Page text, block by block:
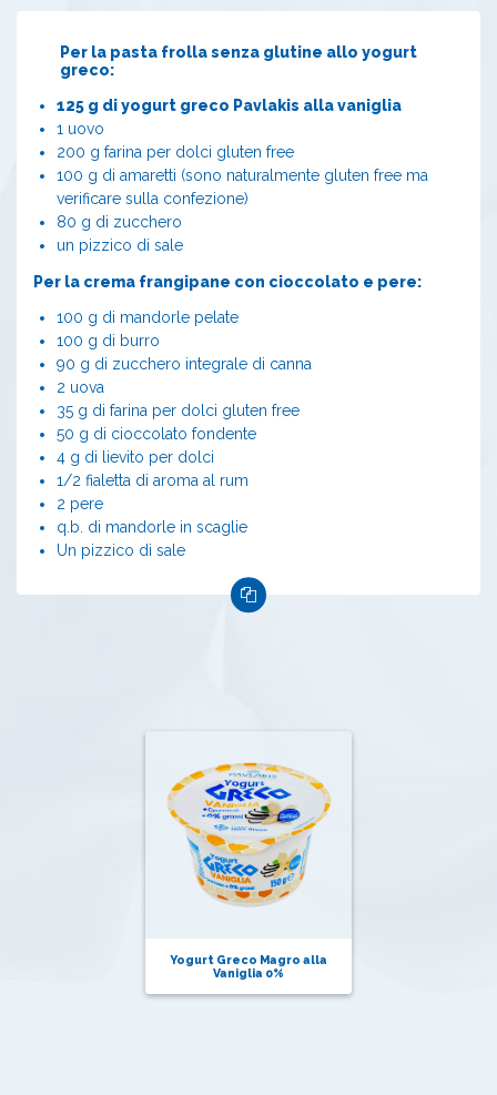
Per la pasta frolla senza glutine allo yogurt
greco:
125 g di yogurt greco Pavlakis alla vaniglia
1 uovo
200 g farina per dolci gluten free
100 g di amaretti (sono naturalmente gluten free ma
verificare sulla confezione)
80 g di zucchero
un pizzico di sale
Per la crema frangipane con cioccolato e pere:
100 g di mandorle pelate
100 g di burro
90 g di zucchero integrale di canna
2 uova
35 g di farina per dolci gluten free
50 g di cioccolato fondente
4 g di lievito per dolci
1/2 fialetta di aroma al rum
2 pere
q.b. di mandorle in scaglie
Un pizzico di sale
Yogurt Greco Magro alla
Vaniglia 0%